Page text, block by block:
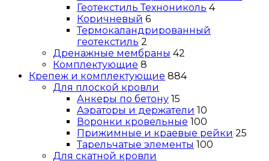
Геотекстиль Технониколь 4
Коричневый 6
Термокаландрированный
геотекстиль 2
Дренажные мембраны 42
Комплектующие 8
Крепеж и комплектующие 884
Для плоской кровли
Анкеры по бетону 15
Аэраторы и держатели 10
Воронки кровельные 100
Прижимные и краевые рейки 25
Тарельчатые элементы 100
Для скатной кровли